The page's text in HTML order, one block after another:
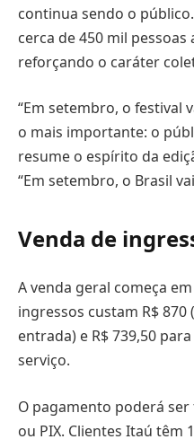
continua sendo o
cerca de 450 mil
reforçando o caráter
“Em setembro, o festival
o mais importante: o
resume o espírito da
“Em setembro, o Brasil
Venda de
A venda geral começa
ingressos custam R$ 870
entrada) e R$ 739,50
serviço.
O pagamento poderá
ou PIX. Clientes Itaú têm